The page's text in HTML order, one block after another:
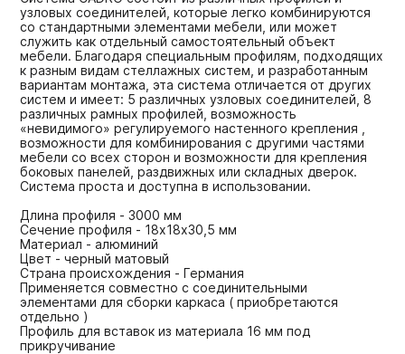
узловых соединителей, которые легко комбинируются
со стандартными элементами мебели, или может
служить как отдельный самостоятельный объект
мебели. Благодаря специальным профилям, подходящих
к разным видам стеллажных систем, и разработанным
вариантам монтажа, эта система отличается от других
систем и имеет: 5 различных узловых соединителей, 8
различных рамных профилей, возможность
«невидимого» регулируемого настенного крепления ,
возможности для комбинирования с другими частями
мебели со всех сторон и возможности для крепления
боковых панелей, раздвижных или складных дверок.
Система проста и доступна в использовании.
Длина профиля - 3000 мм
Сечение профиля - 18х18х30,5 мм
Материал - алюминий
Цвет - черный матовый
Страна происхождения - Германия
Применяется совместно с соединительными
элементами для сборки каркаса ( приобретаются
отдельно )
Профиль для вставок из материала 16 мм под
прикручивание